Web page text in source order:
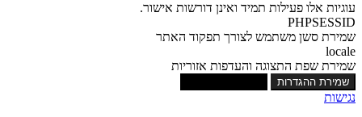
עוגיות אלו פעילות תמיד ואינן דורשות אישור.
PHPSESSID
שמירת סשן משתמש לצורך תפקוד האתר
locale
שמירת שפת התצוגה והעדפות אזוריות
שמירת ההגדרות
נגישות